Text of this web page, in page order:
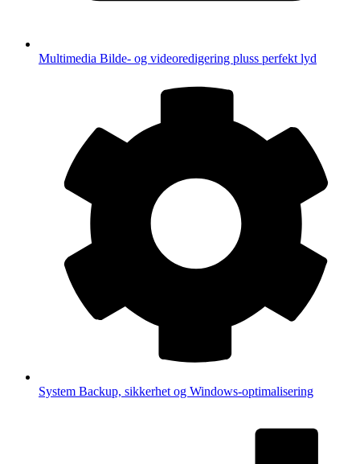
Multimedia Bilde- og videoredigering pluss perfekt lyd
System Backup, sikkerhet og Windows-optimalisering